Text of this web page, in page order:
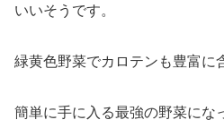
いいそうです。
緑黄色野菜でカロテンも豊富に
簡単に手に入る最強の野菜にな